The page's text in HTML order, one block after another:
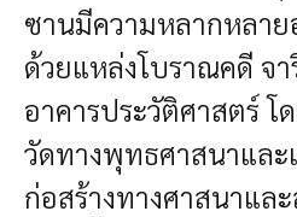
ซานมีความหลากหลาย
ด้วยแหล่งโบราณคดี จ
อาคารประวัติศาสตร์ โ
วัดทางพุทธศาสนาและ
ก่อสร้างทางศาสนาแล